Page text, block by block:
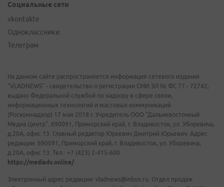
Социальные сети
vkontakte
Одноклассники
Телеграм
На данном сайте распространяется информация сетевого издания
"VLADNEWS" - свидетельство о регистрации СМИ ЭЛ № ФС 77 - 72742,
выдано Федеральной службой по надзору в сфере связи,
информационных технологий и массовых коммуникаций
(Роскомнадзор) 17 мая 2018 г. Учредитель ООО "Дальневосточный
Медиа Центр". 690091, Приморский край, г. Владивосток, ул. Уборевича,
д.20А, офис 13. Главный редактор Юркевич Дмитрий Юрьевич. Адрес
редакции: 690091, Приморский край, г. Владивосток, ул. Уборевича,
д.20А, офис 13. Тел.: +7 (423) 2-415-600.
https://mediadv.online/
Электронный адрес редакции: vladnews@inbox.ru. Отдел продаж